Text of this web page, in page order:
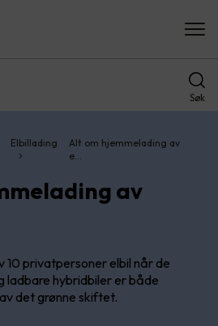
Søk
Elbillading
Alt om hjemmelading av
e…
av
10 privatpersoner elbil når de
ladbare hybridbiler er både
det grønne skiftet.